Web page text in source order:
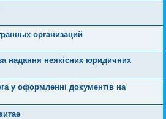
организаций
надання неякісних юридичних
у оформленні документів на